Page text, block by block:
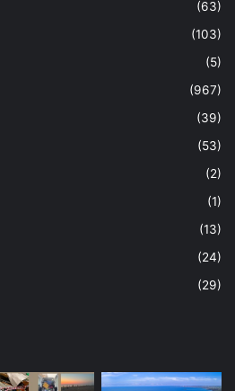
(63)
(103)
(5)
(967)
(39)
(53)
(2)
(1)
(13)
(24)
(29)